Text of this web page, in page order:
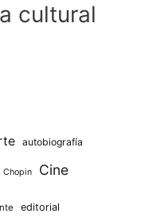
cultural
autobiografía
Chopin Cine
editorial